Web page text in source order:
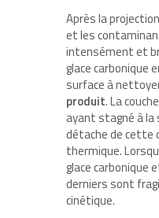
Après la
et les
intensément et
glace carbonique
surface à
produit. La
ayant stagné à
détache de cette
thermique.
glace carbonique
derniers sont
cinétique.